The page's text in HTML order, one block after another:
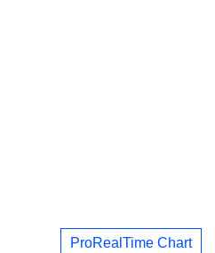
ProRealTime Chart